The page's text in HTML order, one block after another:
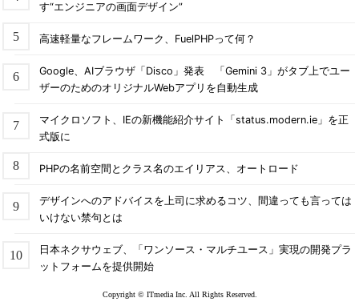
す“エンジニアの画面デザイン”
高速軽量なフレームワーク、FuelPHPって何？
Google、AIブラウザ「Disco」発表 「Gemini 3」がタブ上でユー
ザーのためのオリジナルWebアプリを自動生成
マイクロソフト、IEの新機能紹介サイト「status.modern.ie」を正
式版に
PHPの名前空間とクラス名のエイリアス、オートロード
デザインへのアドバイスを上司に求めるコツ、間違っても言っては
いけない禁句とは
日本ネクサウェブ、「ワンソース・マルチユース」実現の開発プラ
ットフォームを提供開始
Copyright © ITmedia Inc. All Rights Reserved.